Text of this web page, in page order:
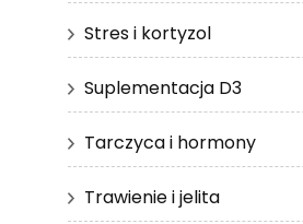
Stres i kortyzol
Suplementacja D3
Tarczyca i hormony
Trawienie i jelita